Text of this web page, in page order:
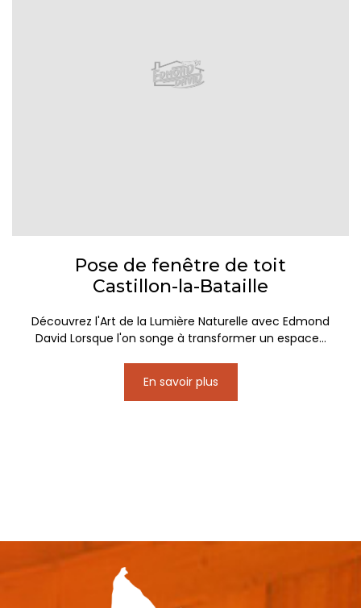
Pose de fenêtre de toit
Castillon-la-Bataille
Découvrez l'Art de la Lumière Naturelle avec Edmond
David Lorsque l'on songe à transformer un espace...
En savoir plus